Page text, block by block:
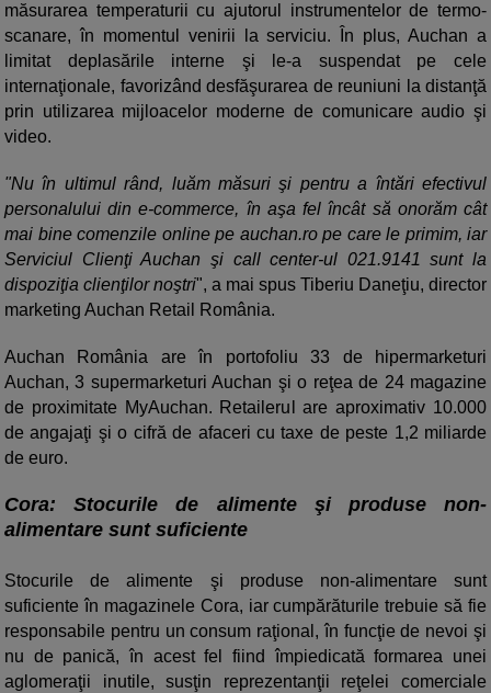
măsurarea temperaturii cu ajutorul instrumentelor de termo-
scanare, în momentul venirii la serviciu. În plus, Auchan a
limitat deplasările interne şi le-a suspendat pe cele
internaţionale, favorizând desfăşurarea de reuniuni la distanţă
prin utilizarea mijloacelor moderne de comunicare audio şi
video.
"Nu în ultimul rând, luăm măsuri şi pentru a întări efectivul
personalului din e-commerce, în aşa fel încât să onorăm cât
mai bine comenzile online pe auchan.ro pe care le primim, iar
Serviciul Clienţi Auchan şi call center-ul 021.9141 sunt la
dispoziţia clienţilor noştri", a mai spus Tiberiu Daneţiu, director
marketing Auchan Retail România.
Auchan România are în portofoliu 33 de hipermarketuri
Auchan, 3 supermarketuri Auchan şi o reţea de 24 magazine
de proximitate MyAuchan. Retailerul are aproximativ 10.000
de angajaţi şi o cifră de afaceri cu taxe de peste 1,2 miliarde
de euro.
Cora: Stocurile de alimente şi produse non-
alimentare sunt suficiente
Stocurile de alimente şi produse non-alimentare sunt
suficiente în magazinele Cora, iar cumpărăturile trebuie să fie
responsabile pentru un consum raţional, în funcţie de nevoi şi
nu de panică, în acest fel fiind împiedicată formarea unei
aglomeraţii inutile, susţin reprezentanţii reţelei comerciale